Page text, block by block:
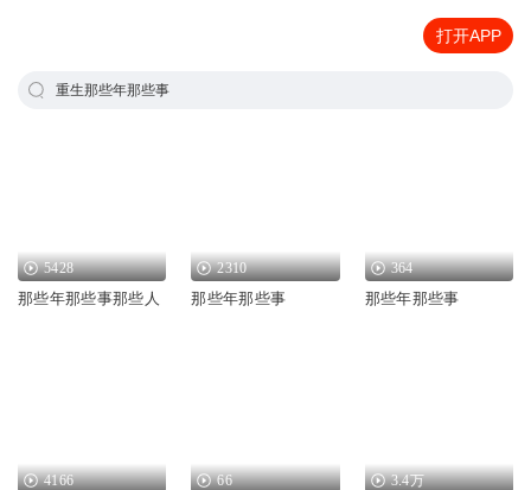
打开APP
重生那些年那些事
5428
那些年那些事那些人
2310
那些年那些事
364
那些年那些事
4166 66 3.4万